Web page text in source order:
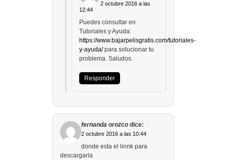
2 octubre 2016 a las
12:44
Puedes consultar en
Tutoriales y Ayuda:
https://www.bajarpelisgratis.com/tutoriales-
y-ayuda/para solucionar tu
problema. Saludos.
Responder
fernanda orozco dice:
2 octubre 2016 a las 10:44
donde esta el linnk para
descargarla